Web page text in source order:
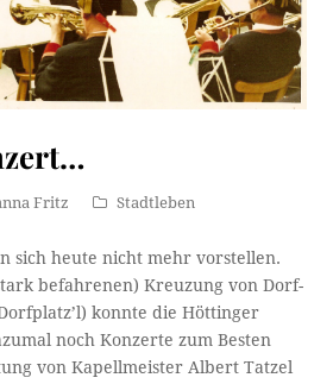
Fritz Stadtleben
sich heute nicht mehr vorstellen.
befahrenen) Kreuzung von Dorf-
konnte die Höttinger
noch Konzerte zum Besten
von Kapellmeister Albert Tatzel